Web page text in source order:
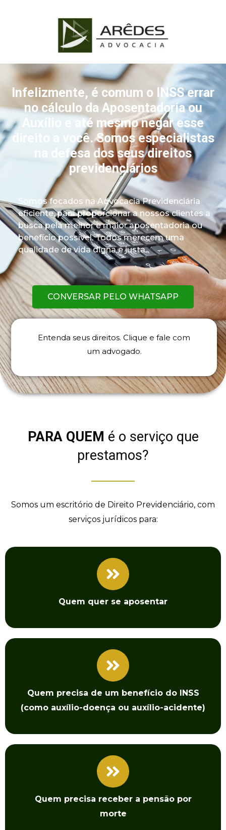
Infelizmente, é comum o INSS errar
no cálculo da Aposentadoria ou
Auxílio e até mesmo negar esse
direito a você. Somos especialistas
na defesa dos seus direitos
previdenciários
Somosfocados na Advocacia Previdenciária
eficiente, para proporcionar a nossos clientes a
busca pela melhor e maior aposentadoriaou
benefíciopossível. Todos merecem uma
qualidade de vida digna e justa.
CONVERSAR PELO WHATSAPP
Entenda seus direitos. Clique e fale com
um advogado.
PARA QUEM é o serviço que
prestamos?
Somos um escritório de Direito Previdenciário, com
serviços jurídicos para:
Quem quer se aposentar
Quem precisa de um benefício do INSS
(como auxílio-doença ou auxílio-acidente)
Quem precisa receber a pensãopor
morte